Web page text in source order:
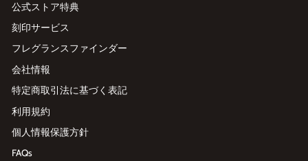
公式ストア特典
刻印サービス
フレグランスファインダー
会社情報
特定商取引法に基づく表記
利用規約
個人情報保護方針
FAQs